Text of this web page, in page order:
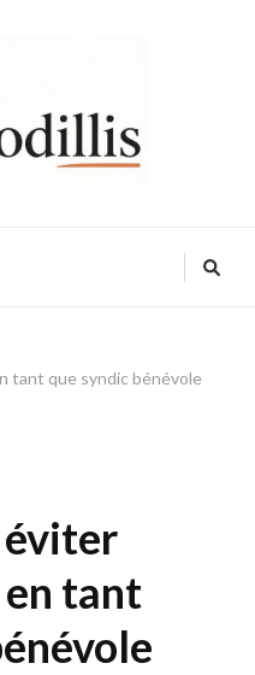
tant que syndic bénévole
éviter
tant